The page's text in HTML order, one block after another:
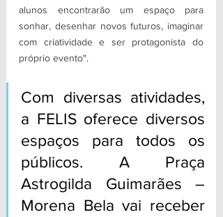
alunos encontrarão um espaço para
sonhar, desenhar novos futuros, imaginar
com criatividade e ser protagonista do
próprio evento".
Com diversas atividades,
a FELIS oferece diversos
espaços para todos os
públicos. A Praça
Astrogilda Guimarães –
Morena Bela vai receber